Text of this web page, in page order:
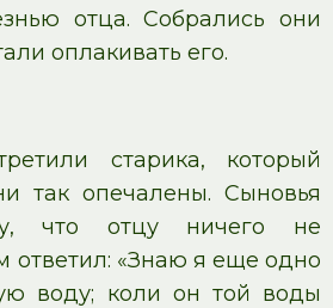
отца. Собрались они
оплакивать его.
старика, который
так опечалены. Сыновья
что отцу ничего не
ответил: «Знаю я еще одно
воду; коли он той воды